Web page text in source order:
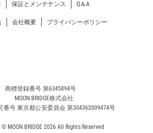
保証とメンテナンス Q＆A
会社概要 プライバシーポリシー
商標登録番号 第6345894号
MOON BRIDGE株式会社
号 東京都公安委員会 第304362009474号
MOON BRIDGE 2026 All Rights Reserved